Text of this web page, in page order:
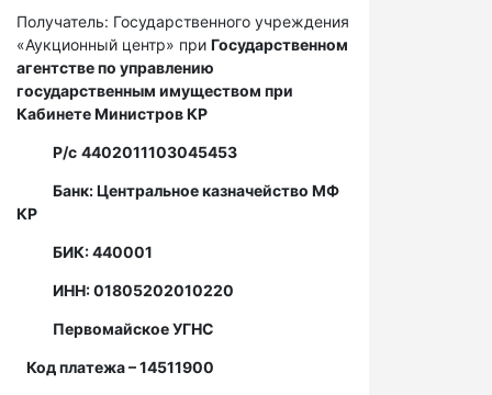
Получатель: Государственного учреждения
«Аукционный центр» при Государственном
агентстве по управлению
государственным имуществом при
Кабинете Министров КР
Р/с 4402011103045453
Банк: Центральное казначейство МФ
КР
БИК: 440001
ИНН: 01805202010220
Первомайское УГНС
Код платежа – 14511900